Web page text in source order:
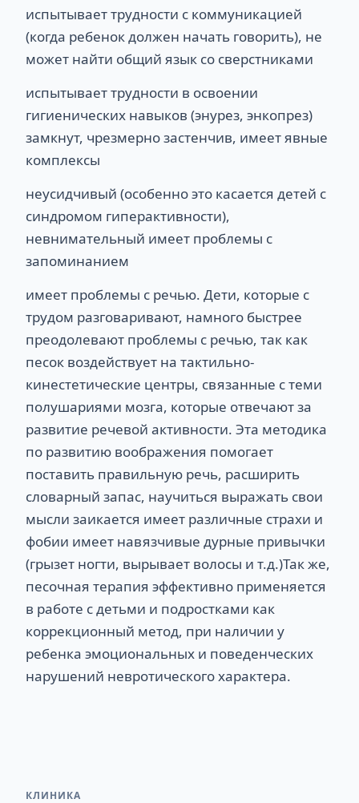
испытывает трудности с коммуникацией
(когда ребенок должен начать говорить), не
может найти общий язык со сверстниками
испытывает трудности в освоении
гигиенических навыков (энурез, энкопрез)
замкнут, чрезмерно застенчив, имеет явные
комплексы
неусидчивый (особенно это касается детей с
синдромом гиперактивности),
невнимательный имеет проблемы с
запоминанием
имеет проблемы с речью. Дети, которые с
трудом разговаривают, намного быстрее
преодолевают проблемы с речью, так как
песок воздействует на тактильно-
кинестетические центры, связанные с теми
полушариями мозга, которые отвечают за
развитие речевой активности. Эта методика
по развитию воображения помогает
поставить правильную речь, расширить
словарный запас, научиться выражать свои
мысли заикается имеет различные страхи и
фобии имеет навязчивые дурные привычки
(грызет ногти, вырывает волосы и т.д.)Так же,
песочная терапия эффективно применяется
в работе с детьми и подростками как
коррекционный метод, при наличии у
ребенка эмоциональных и поведенческих
нарушений невротического характера.
КЛИНИКА